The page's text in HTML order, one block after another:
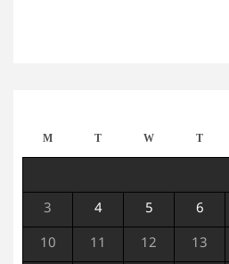
M T W T
3 4 5 6
10 11 12 13